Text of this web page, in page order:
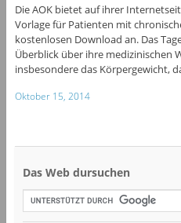
Die AOK bietet auf ihrer
Vorlage für Patienten mit
kostenlosen Download an. Das
Überblick über ihre medizinischen
insbesondere das Körpergewicht,
Oktober 15, 2014
Das Web dursuchen